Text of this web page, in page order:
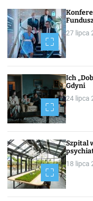
27 lipca
Ich
Gdyni
24 lipca
Szpital
18 lipca